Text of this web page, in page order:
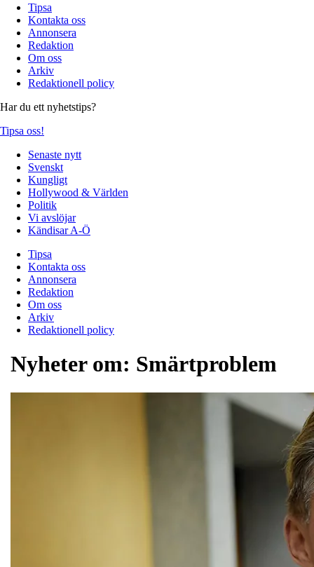
Tipsa
Kontakta oss
Annonsera
Redaktion
Om oss
Arkiv
Redaktionell policy
Har du ett nyhetstips?
Tipsa oss!
Senaste nytt
Svenskt
Kungligt
Hollywood & Världen
Politik
Vi avslöjar
Kändisar A-Ö
Tipsa
Kontakta oss
Annonsera
Redaktion
Om oss
Arkiv
Redaktionell policy
Nyheter om: Smärtproblem